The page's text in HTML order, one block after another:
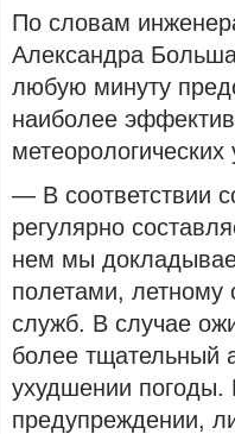
По словам
Александра
любую минуту
наиболее
метеорологических
— В соответствии
регулярно
нем мы
полетами, летному
служб. В случае
более тщательный
ухудшении
предупреждении,